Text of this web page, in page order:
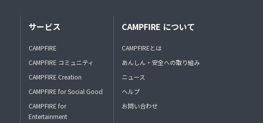
サービス
CAMPFIRE
CAMPFIRE コミュニティ
CAMPFIRE Creation
CAMPFIRE for Social Good
CAMPFIRE for
Entertainment
CAMPFIRE について
CAMPFIREとは
あんしん・安全への取り組み
ニュース
ヘルプ
お問い合わせ